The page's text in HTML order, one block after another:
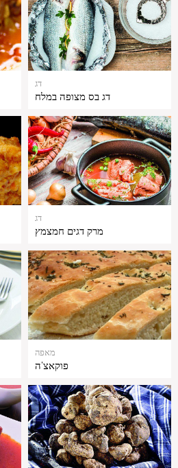
דג
דג בס מצופה במלח
דג
מרק דגים חמצמץ
מאפה
פוקאצ'ה